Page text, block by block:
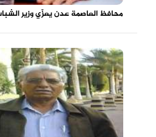
محافظ العاصمة عدن يعزّي وزير